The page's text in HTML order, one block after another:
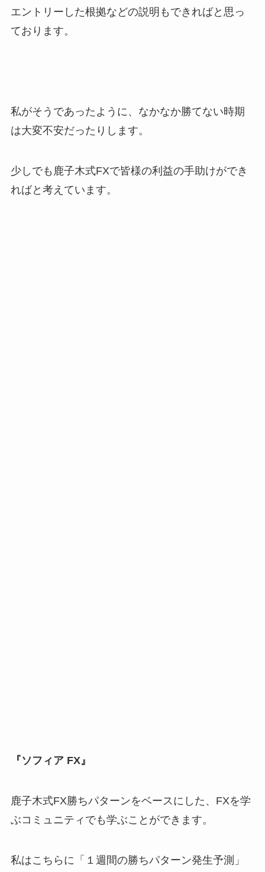
エントリーした根拠などの説明もできればと思っ
ております。
私がそうであったように、なかなか勝てない時期
は大変不安だったりします。
少しでも鹿子木式FXで皆様の利益の手助けができ
ればと考えています。
『ソフィア FX』
鹿子木式FX勝ちパターンをベースにした、FXを学
ぶコミュニティでも学ぶことができます。
私はこちらに「１週間の勝ちパターン発生予測」